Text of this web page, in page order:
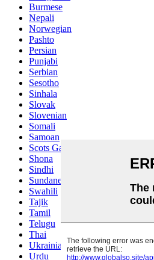
Burmese
Nepali
Norwegian
Pashto
Persian
Punjabi
Serbian
Sesotho
Sinhala
Slovak
Slovenian
Somali
Samoan
Scots Gaelic
Shona
Sindhi
Sundanese
Swahili
Tajik
Tamil
Telugu
Thai
Ukrainian
Urdu